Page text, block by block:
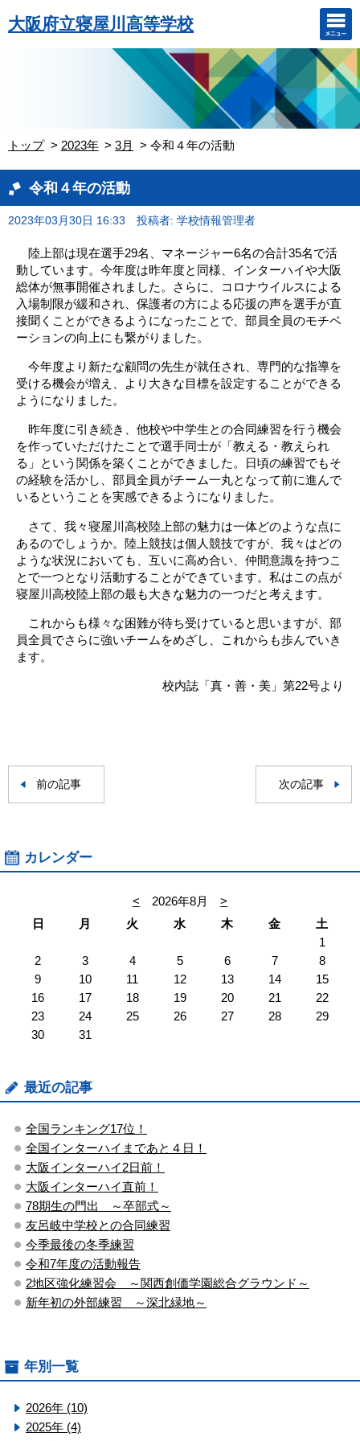
大阪府立寝屋川高等学校
トップ 2023年 3月 令和４年の活動
令和４年の活動
2023年03月30日 16:33 投稿者: 学校情報管理者
陸上部は現在選手29名、マネージャー6名の合計35名で活
動しています。今年度は昨年度と同様、インターハイや大阪
総体が無事開催されました。さらに、コロナウイルスによる
入場制限が緩和され、保護者の方による応援の声を選手が直
接聞くことができるようになったことで、部員全員のモチベ
ーションの向上にも繋がりました。
今年度より新たな顧問の先生が就任され、専門的な指導を
受ける機会が増え、より大きな目標を設定することができる
ようになりました。
昨年度に引き続き、他校や中学生との合同練習を行う機会
を作っていただけたことで選手同士が「教える・教えられ
る」という関係を築くことができました。日頃の練習でもそ
の経験を活かし、部員全員がチーム一丸となって前に進んで
いるということを実感できるようになりました。
さて、我々寝屋川高校陸上部の魅力は一体どのような点に
あるのでしょうか。陸上競技は個人競技ですが、我々はどの
ような状況においても、互いに高め合い、仲間意識を持つこ
とで一つとなり活動することができています。私はこの点が
寝屋川高校陸上部の最も大きな魅力の一つだと考えます。
これからも様々な困難が待ち受けていると思いますが、部
員全員でさらに強いチームをめざし、これからも歩んでいき
ます。
校内誌「真・善・美」第22号より
前の記事 次の記事
カレンダー
< 2026年8月
>
日
月 火 水 木 金
土
1
2
3 4 5 6 7
8
9
10 11 12 13 14
15
16
17 18 19 20 21
22
23
24 25 26 27 28
29
30
31
最近の記事
全国ランキング17位！
全国インターハイまであと４日！
大阪インターハイ2日前！
大阪インターハイ直前！
78期生の門出 ～卒部式～
友呂岐中学校との合同練習
今季最後の冬季練習
令和7年度の活動報告
2地区強化練習会 ～関西創価学園総合グラウンド～
新年初の外部練習 ～深北緑地～
年別一覧
2026年 (10)
2025年 (4)